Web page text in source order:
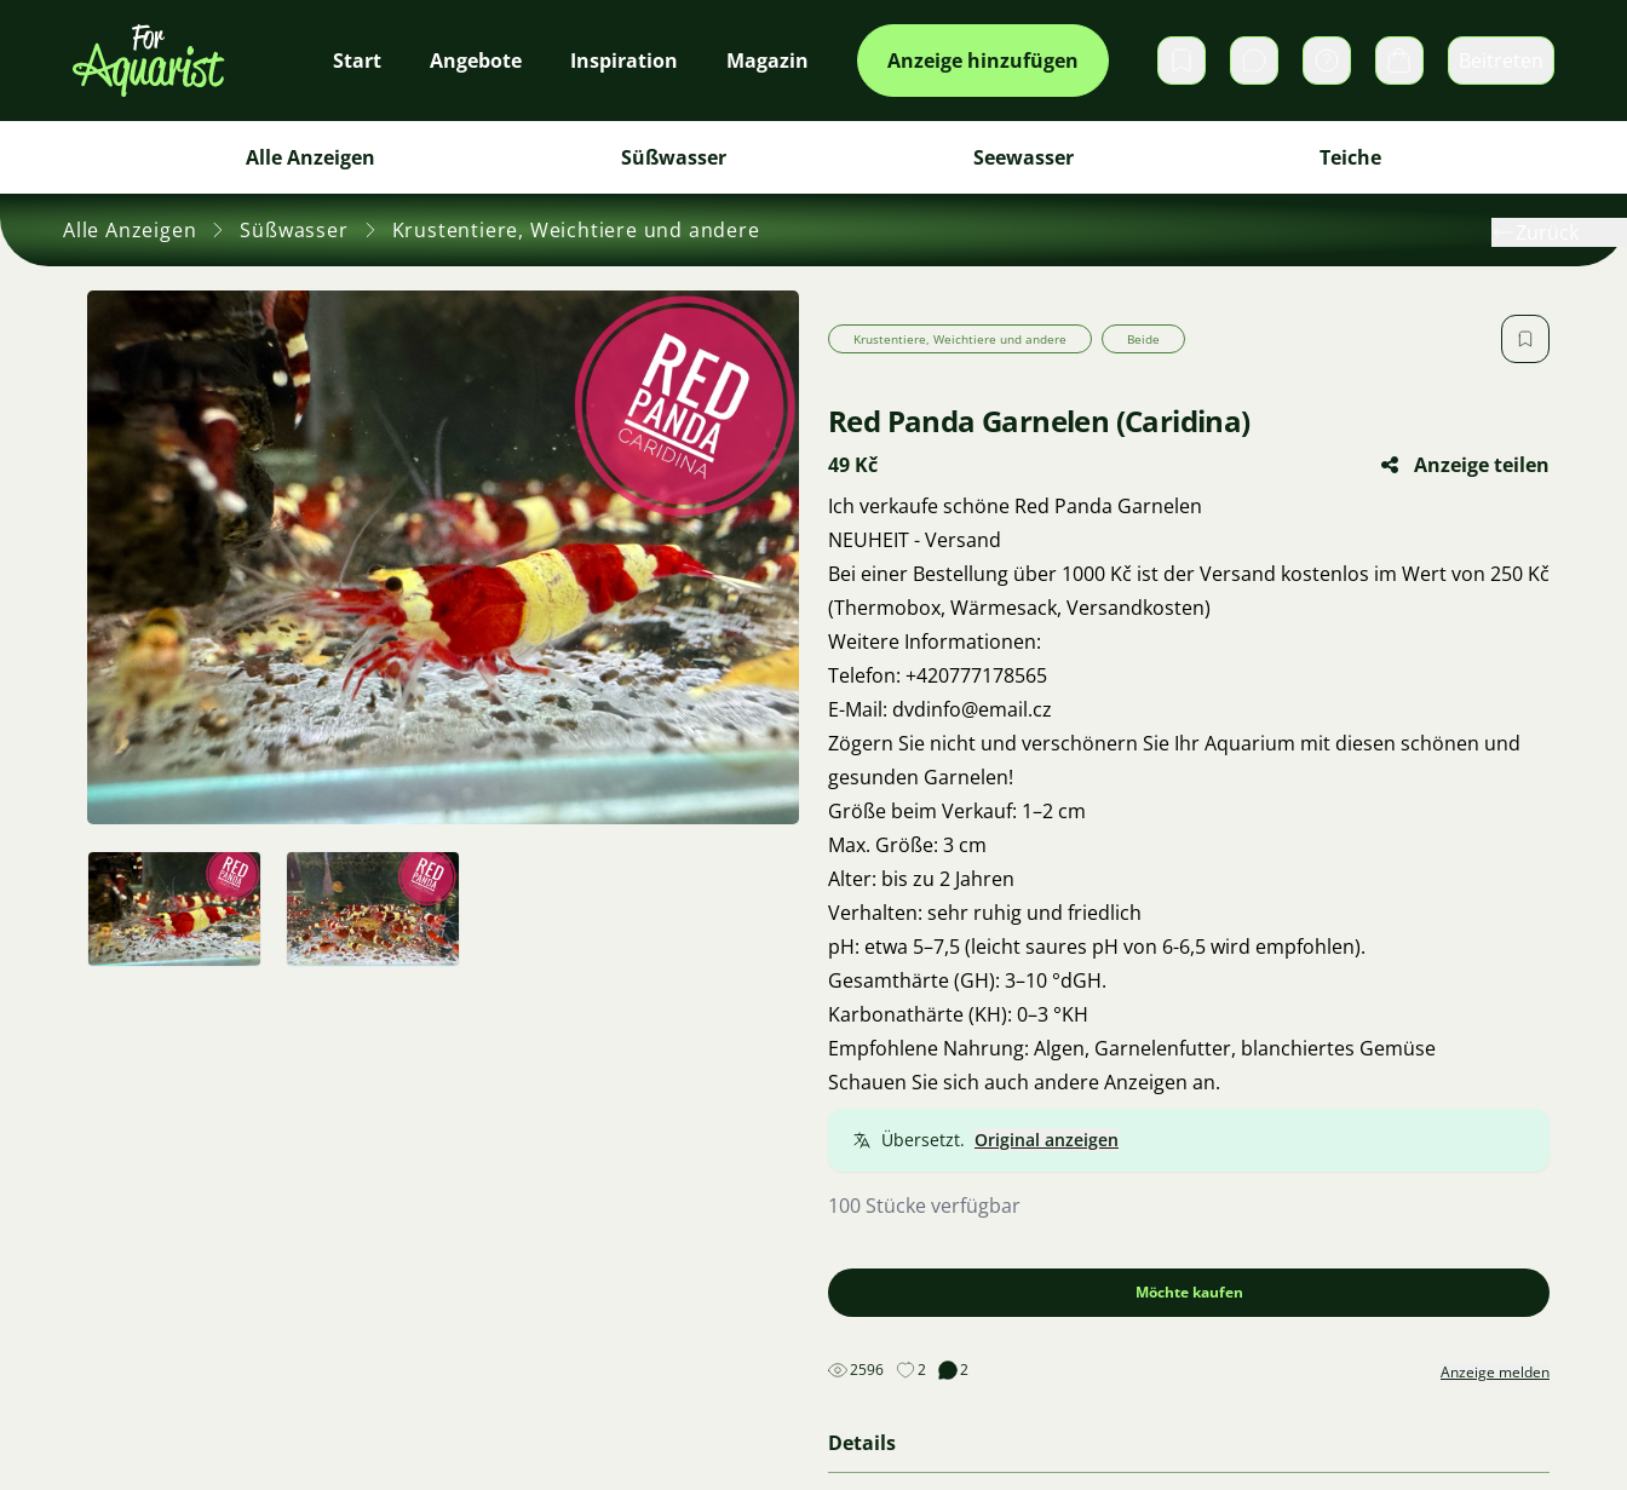
Start Angebote Inspiration Magazin Anzeige hinzufügen DirektnachrichtenWarenkorb
Alle Anzeigen Süßwasser Seewasser Teiche
Alle Anzeigen Süßwasser Krustentiere, Weichtiere und andere
Krustentiere, Weichtiere und andere Beide
Red Panda Garnelen (Caridina)
49 Kč
Anzeige teilen
Ich verkaufe schöne Red Panda Garnelen
NEUHEIT - Versand
Bei einer Bestellung über 1000 Kč ist der Versand kostenlos im Wert von 250 Kč
(Thermobox, Wärmesack, Versandkosten)
Weitere Informationen:
Telefon: +420777178565
E-Mail: dvdinfo@email.cz
Zögern Sie nicht und verschönern Sie Ihr Aquarium mit diesen schönen und
gesunden Garnelen!
Größe beim Verkauf: 1–2 cm
Max. Größe: 3 cm
Alter: bis zu 2 Jahren
Verhalten: sehr ruhig und friedlich
pH: etwa 5–7,5 (leicht saures pH von 6-6,5 wird empfohlen).
Gesamthärte (GH): 3–10 °dGH.
Karbonathärte (KH): 0–3 °KH
Empfohlene Nahrung: Algen, Garnelenfutter, blanchiertes Gemüse
Schauen Sie sich auch andere Anzeigen an.
Übersetzt. Original anzeigen
100 Stücke verfügbar
Möchte kaufen
2596 2 2 Anzeige melden
Details